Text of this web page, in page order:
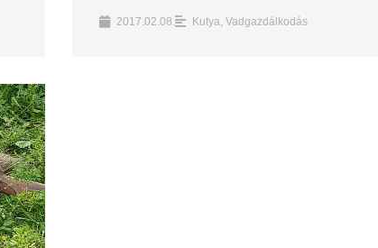
2017.02.08. Kutya, Vadgazdálkodás